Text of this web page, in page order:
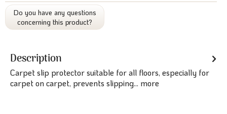
Do you have any questions
concerning this product?
Description
Carpet slip protector suitable for all floors, especially for
carpet on carpet, prevents slipping... more